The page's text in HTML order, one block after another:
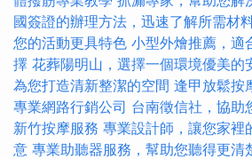
國簽證的辦理方法，迅速了解所需材
您的活動更具特色 小型外燴推薦，適
擇 花葬陽明山，選擇一個環境優美的
為您打造清新整潔的空間 逢甲放鬆按
專業網路行銷公司 台南徵信社，協助
新竹按摩服務 專業設計師，讓您家裡
意 專業助聽器服務，幫助您聽得更清